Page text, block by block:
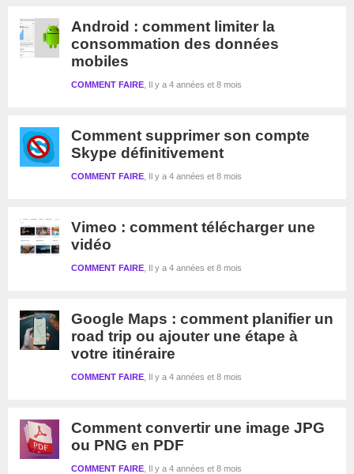
Android : comment limiter la
consommation des données
mobiles
Il y a 4 années et 8 mois
COMMENT FAIRE
Comment supprimer son compte
Skype définitivement
Il y a 4 années et 8 mois
COMMENT FAIRE
Vimeo : comment télécharger une
vidéo
Il y a 4 années et 8 mois
COMMENT FAIRE
Google Maps : comment planifier un
road trip ou ajouter une étape à
votre itinéraire
Il y a 4 années et 8 mois
COMMENT FAIRE
Comment convertir une image JPG
ou PNG en PDF
Il y a 4 années et 8 mois
COMMENT FAIRE